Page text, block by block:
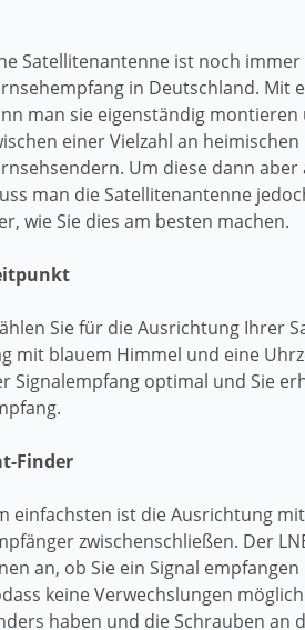
Satellitenantenne ist noch
in Deutschland. Mit
man sie eigenständig
einer Vielzahl an
Um diese dann
man die Satellitenantenne
wie Sie dies am besten machen.
Sie für die Ausrichtung Ihrer
mit blauem Himmel und eine
Signalempfang optimal und Sie
Finder
einfachsten ist die Ausrichtung
zwischenschließen. Der
an, ob Sie ein Signal
keine Verwechslungen
haben und die Schrauben an